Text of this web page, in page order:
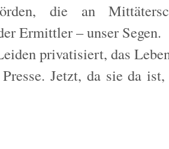
die an
Ermittler – unser Segen.
privatisiert, das
Jetzt, da sie da